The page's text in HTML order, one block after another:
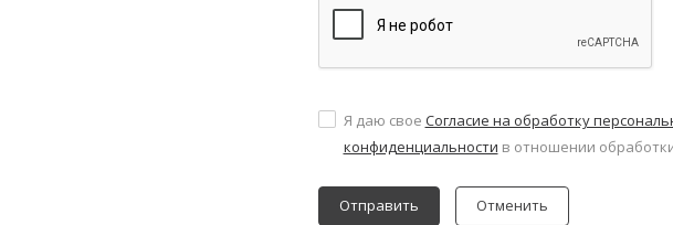
Я даю свое Согласие на обработку
конфиденциальности в отношении
Отменить